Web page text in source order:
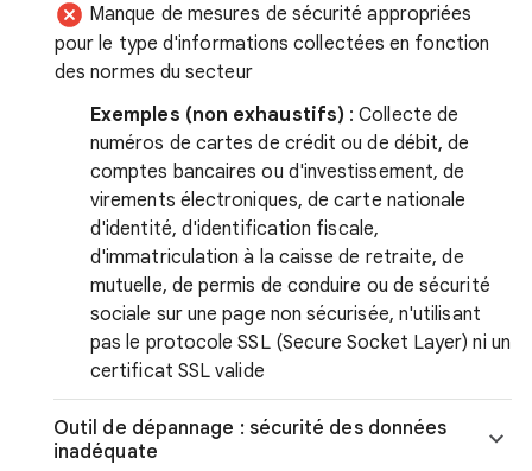
Manque de mesures de sécurité appropriées
pour le type d'informations collectées en fonction
des normes du secteur
Exemples (non exhaustifs) : Collecte de
numéros de cartes de crédit ou de débit, de
comptes bancaires ou d'investissement, de
virements électroniques, de carte nationale
d'identité, d'identification fiscale,
d'immatriculation à la caisse de retraite, de
mutuelle, de permis de conduire ou de sécurité
sociale sur une page non sécurisée, n'utilisant
pas le protocole SSL (Secure Socket Layer) ni un
certificat SSL valide
Outil de dépannage : sécurité des données
inadéquate